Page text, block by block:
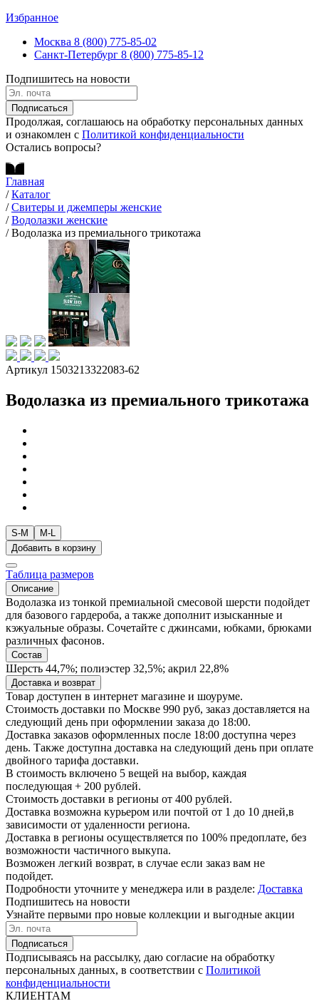
Избранное
Москва 8 (800) 775-85-02
Санкт-Петербург 8 (800) 775-85-12
Подпишитесь на новости
Подписаться
Продолжая, соглашаюсь на обработку персональных данных
и ознакомлен с Политикой конфиденциальности
Остались вопросы?
Главная
/ Каталог
/ Свитеры и джемперы женские
/ Водолазки женские
/ Водолазка из премиального трикотажа
Артикул 1503213322083-62
Водолазка из премиального трикотажа
S-M
M-L
Добавить в корзину
Таблица размеров
Описание
Водолазка из тонкой премиальной смесовой шерсти подойдет
для базового гардероба, а также дополнит изысканные и
кэжуальные образы. Сочетайте с джинсами, юбками, брюками
различных фасонов.
Состав
Шерсть 44,7%; полиэстер 32,5%; акрил 22,8%
Доставка и возврат
Товар доступен в интернет магазине и шоуруме.
Стоимость доставки по Москве 990 руб, заказ доставляется на
следующий день при оформлении заказа до 18:00.
Доставка заказов оформленных после 18:00 доступна через
день. Также доступна доставка на следующий день при оплате
двойного тарифа доставки.
В стоимость включено 5 вещей на выбор, каждая
последующая + 200 рублей.
Стоимость доставки в регионы от 400 рублей.
Доставка возможна курьером или почтой от 1 до 10 дней,в
зависимости от удаленности региона.
Доставка в регионы осуществляется по 100% предоплате, без
возможности частичного выкупа.
Возможен легкий возврат, в случае если заказ вам не
подойдет.
Подробности уточните у менеджера или в разделе: Доставка
Подпишитесь на новости
Узнайте первыми про новые коллекции и выгодные акции
Подписаться
Подписываясь на рассылку, даю согласие на обработку
персональных данных, в соответствии с Политикой
конфиденциальности
КЛИЕНТАМ